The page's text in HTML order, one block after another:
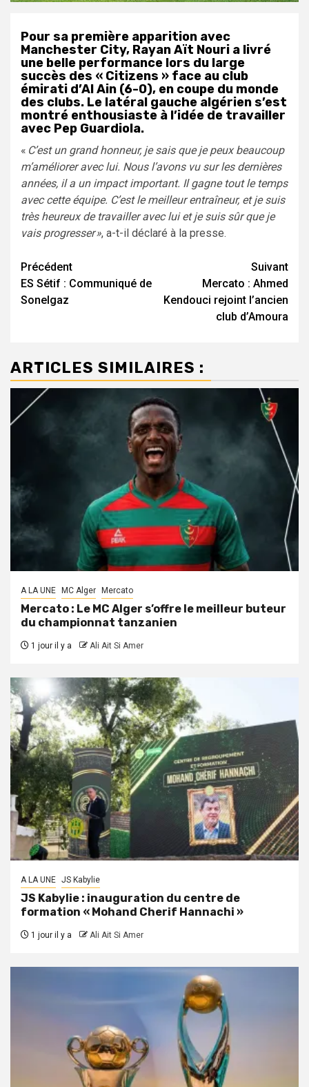
Pour sa première apparition avec
Manchester City, Rayan Aït Nouri a livré
une belle performance lors du large
succès des « Citizens » face au club
émirati d’Al Ain (6-0), en coupe du monde
des clubs. Le latéral gauche algérien s’est
montré enthousiaste à l’idée de travailler
avec Pep Guardiola.
« C’est un grand honneur, je sais que je peux beaucoup
m’améliorer avec lui. Nous l’avons vu sur les dernières
années, il a un impact important. Il gagne tout le temps
avec cette équipe. C’est le meilleur entraîneur, et je suis
très heureux de travailler avec lui et je suis sûr que je
vais progresser », a-t-il déclaré à la presse.
Navigation
d’article
Précédent
ES Sétif : Communiqué de
Sonelgaz
Suivant
Mercato : Ahmed
Kendouci rejoint l’ancien
club d’Amoura
ARTICLES SIMILAIRES :
A LA UNE MC Alger Mercato
Mercato : Le MC Alger s’offre le meilleur buteur
du championnat tanzanien
1 jour il y a Ali Ait Si Amer
A LA UNE JS Kabylie
JS Kabylie : inauguration du centre de
formation « Mohand Cherif Hannachi »
1 jour il y a Ali Ait Si Amer